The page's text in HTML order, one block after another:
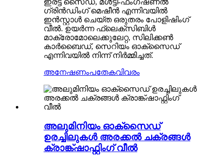
ഇരട്ട സൈഡ്, മൾട്ടി-ഫംഗ്ഷണൽ
ഗ്രിൻഡിംഗ് മെഷീൻ എന്നിവയിൽ
ഇൻസ്റ്റാൾ ചെയ്ത ഒരുതരം പോളിഷിംഗ്
വീൽ. ഉയർന്ന ഫ്ലെക്സിബിൾ
മാക്രോമോലെക്കുലേറ്റ, സിലിക്കൺ
കാർബൈഡ്, സെറിയം ഓക്സൈഡ്
എന്നിവയിൽ നിന്ന് നിർമ്മിച്ചത്.
അനേഷണംപതേകവിവരം
അലുമിനിയം ഓക്സൈഡ്
ഉരച്ചിലുകൾ അരക്കൽ ചക്രങ്ങൾ
ക്രാങ്ക്ഷാഫ്റ്റിംഗ് വീൽ